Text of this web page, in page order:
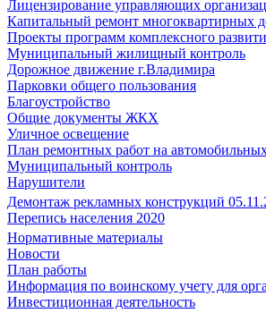
Лицензирование управляющих
Капитальный ремонт многоквартирных
Проекты программ комплексного
Муниципальный жилищный контроль
Дорожное движение г.Владимира
Парковки общего пользования
Благоустройство
Общие документы ЖКХ
Уличное освещение
План ремонтных работ на
Муниципальный контроль
Нарушители
Демонтаж рекламных конструкций
Перепись населения 2020
Нормативные материалы
Новости
План работы
Информация по воинскому учету для
Инвестиционная деятельность